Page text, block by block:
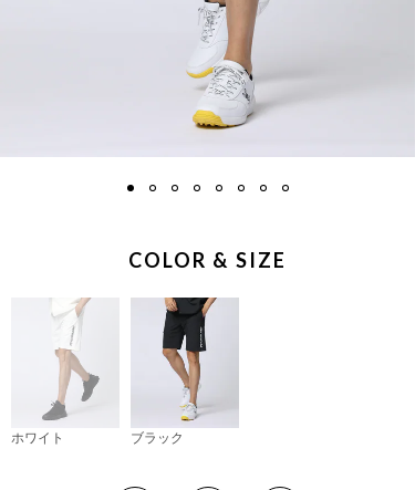
COLOR & SIZE
ホワイト ブラック